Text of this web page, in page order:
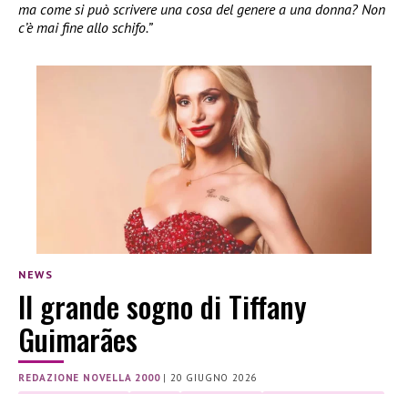
ma come si può scrivere una cosa del genere a una donna? Non
c’è mai fine allo schifo.”
NEWS
Il grande sogno di Tiffany
Guimarães
REDAZIONE NOVELLA 2000|20 GIUGNO 2026